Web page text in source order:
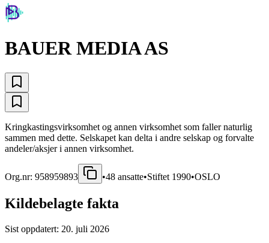
BAUER MEDIA AS
Kringkastingsvirksomhet og annen virksomhet som faller naturlig
sammen med dette. Selskapet kan delta i andre selskap og forvalte
andeler/aksjer i annen virksomhet.
Org.nr: 958959893 •48 ansatte•Stiftet 1990•OSLO
Kildebelagte fakta
Sist oppdatert: 20. juli 2026